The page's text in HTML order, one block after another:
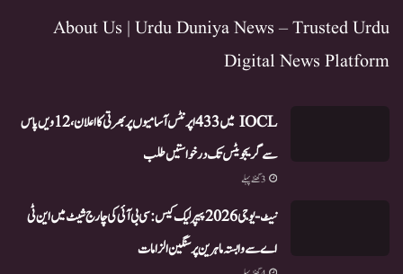
About Us | Urdu Duniya News – Trusted Urdu
Digital News Platform
IOCL میں 433 اپرنٹس آسامیوں پر بھرتی کا اعلان، 12ویں پاس
سے گریجویٹس تک درخواستیں طلب
3 گھنٹے پہلے
نیٹ-یو جی 2026 پیپر لیک کیس: سی بی آئی کی چارج شیٹ میں این ٹی
اے سے وابستہ ماہرین پر سنگین الزامات